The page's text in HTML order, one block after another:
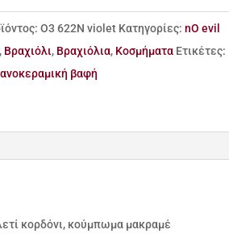
Ο3 622Ν violet Κατηγορίες:nO evil
, Βραχιόλι, Βραχιόλια, Κοσμήματα Ετικέτες:
βαφή
κορδόνι, κούμπωμα μακραμέ